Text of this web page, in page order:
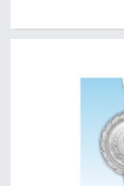
motivem pohárů má